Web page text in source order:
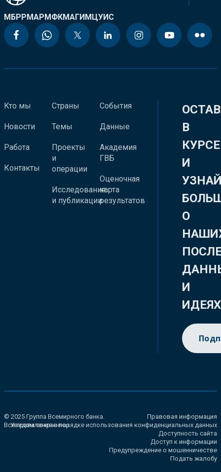
МБРРМАРМФКМАГИМЦУИС
Кто мы
Новости
Работа
Контакты
Страны
Темы
Проекты
и
операции
Исследования
и публикации
События
Данные
Академия
ГВБ
Оценочная
карта
результатов
В
КУРСЕ
И
О
И
ИДЕЯХ
© 2025 Группа Всемирного банка.
Все права сохранены.
Правовая информация
Уведомление о порядке использования конфиденциальных данных
Доступность сайта
Доступ к информации
Предупреждение о мошенничестве
Подать жалобу